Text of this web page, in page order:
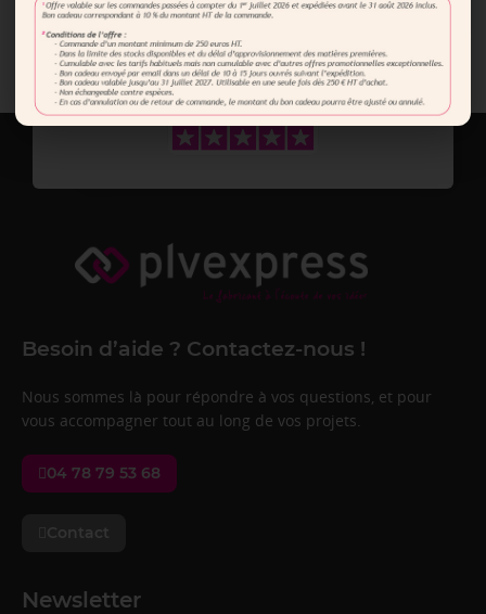
Besoin d’aide ? Contactez-nous !
Nous sommes là pour répondre à vos questions, et pour
vous accompagner tout au long de vos projets.
04 78 79 53 68
Contact
Newsletter